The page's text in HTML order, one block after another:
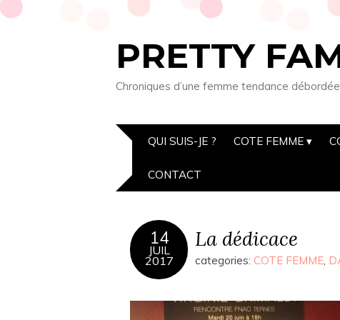
PRETTY
Chroniques d’une femme tendance
QUI SUIS-JE ? COTE FEMME
CONTACT
14
JUIL
2017
La dédicace
categories: COTE FEMME,